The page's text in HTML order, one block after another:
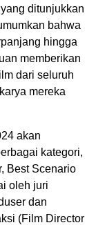
ditunjukkan
bahwa
hingga
memberikan
dari seluruh
mereka
akan
kategori,
Best Scenario
oleh juri
dan
(Film Director